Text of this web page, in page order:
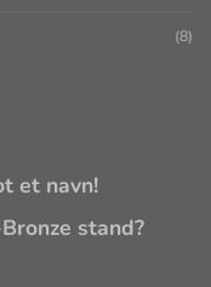
(8)
et navn!
stand?